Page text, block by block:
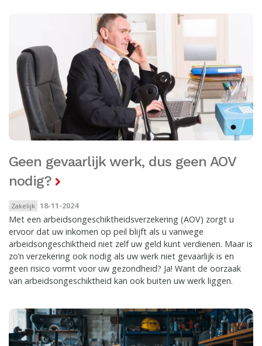
Geen gevaarlijk werk, dus geen AOV
nodig?
Zakelijk 18-11-2024
Met een arbeidsongeschiktheidsverzekering (AOV) zorgt u
ervoor dat uw inkomen op peil blijft als u vanwege
arbeidsongeschiktheid niet zelf uw geld kunt verdienen. Maar is
zo’n verzekering ook nodig als uw werk niet gevaarlijk is en
geen risico vormt voor uw gezondheid? Ja! Want de oorzaak
van arbeidsongeschiktheid kan ook buiten uw werk liggen.